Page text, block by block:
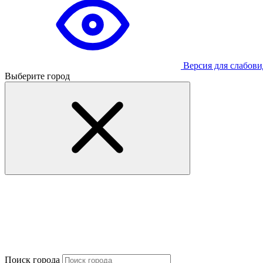
Версия для
Выберите город
Поиск города